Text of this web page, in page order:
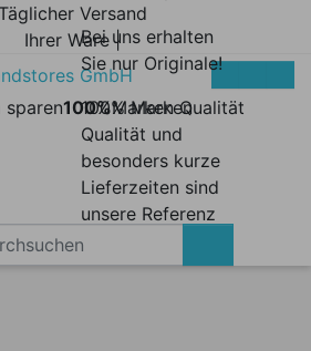
Täglicher Versand
Ihrer Ware |
sparen100%Marken Qualität
Bei uns erhalten
Sie nur Originale!
100% Marken
Qualität und
besonders kurze
Lieferzeiten sind
unsere Referenz